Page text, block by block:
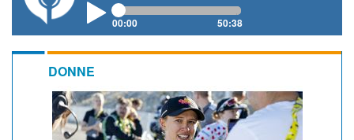
00:00 50:38
DONNE